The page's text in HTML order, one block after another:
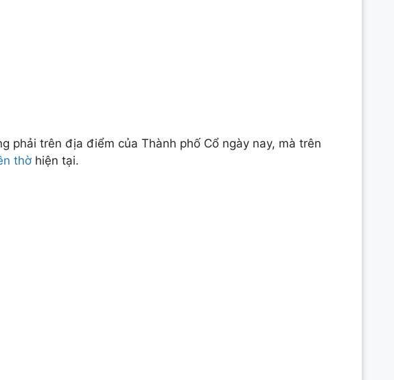
phải trên địa điểm của Thành phố Cổ ngày nay, mà trên
thờhiện tại.